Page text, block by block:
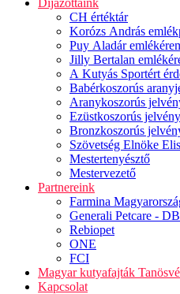
Díjazottaink
CH értéktár
Korózs András
Puy Aladár
Jilly Bertalan
A Kutyás Sportért
Babérkoszorús
Aranykoszorús
Ezüstkoszorús jelvény
Bronzkoszorús
Szövetség Elnöke
Mestertenyésztő
Mestervezető
Partnereink
Farmina
Generali Petcare -
Rebiopet
ONE
FCI
Magyar kutyafajták
Kapcsolat